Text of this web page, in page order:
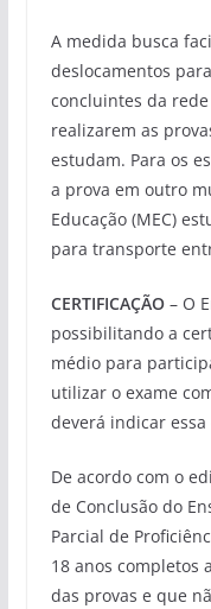
A medida busca
deslocamentos
concluintes da
realizarem as
estudam. Para os
a prova em outro
Educação (MEC)
para transporte
CERTIFICAÇÃO – O
possibilitando a
médio para
utilizar o exame
deverá indicar
De acordo com o
de Conclusão do
Parcial de
18 anos completos
das provas e que